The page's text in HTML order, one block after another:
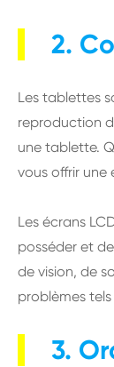
2.
Les tablettes
reproduction
une tablette.
vous offrir une
Les écrans
posséder et
de vision, de
problèmes
3.